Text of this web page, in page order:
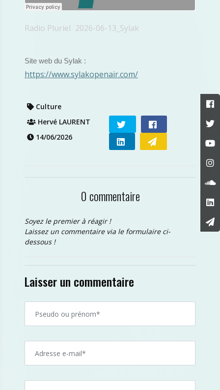
Radio Pluriel · 2026-06-13_Sylak
Site web du Sylak :
https://www.sylakopenair.com/
Culture
Hervé LAURENT
14/06/2026
0 commentaire
Soyez le premier à réagir !
Laissez un commentaire via le formulaire ci-
dessous !
Laisser un commentaire